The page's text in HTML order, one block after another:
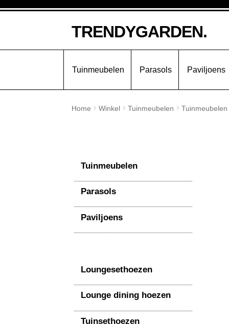
door
naar
naar
de
TRENDYGARDEN.
Tuinmeubelen Parasols Paviljoens
Home Winkel Tuinmeubelen Tuinmeubelen
Tuinmeubelen
Parasols
Paviljoens
Loungesethoezen
Lounge dining hoezen
Tuinsethoezen